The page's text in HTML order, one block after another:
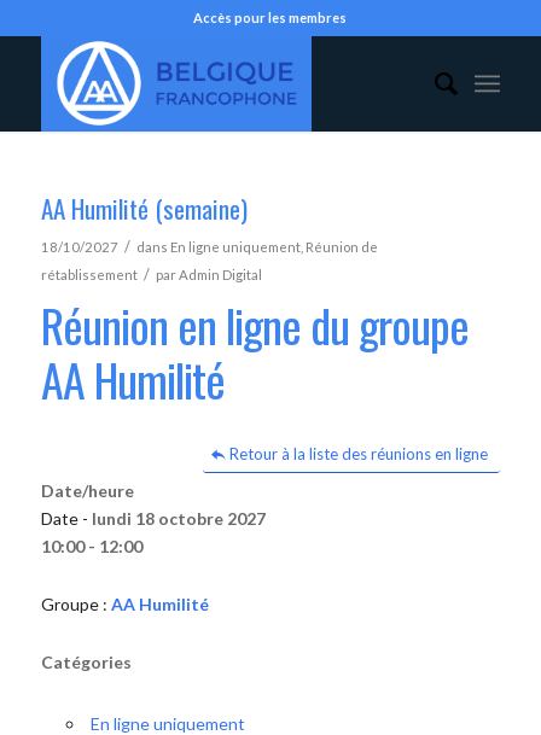
Accès pour les membres
AA Humilité (semaine)
18/10/2027 / dans En ligne uniquement, Réunion de
rétablissement / parAdmin Digital
Réunion en ligne du groupe
AA Humilité
Retour à la liste des réunions en ligne
Date/heure
Date - lundi 18 octobre 2027
10:00 - 12:00
Groupe : AA Humilité
Catégories
En ligne uniquement